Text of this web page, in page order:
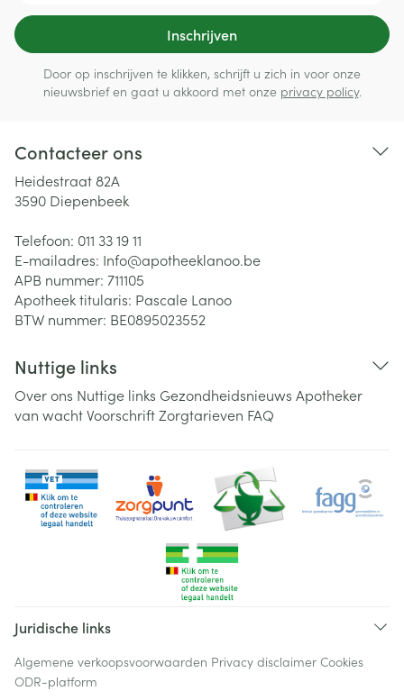
Inschrijven
Door op inschrijven te klikken, schrijft u zich in voor onze
nieuwsbrief en gaat u akkoord met onze privacy policy.
Contacteer ons
Heidestraat 82A
3590 Diepenbeek
Telefoon: 011 33 19 11
E-mailadres: Info@apotheeklanoo.be
APB nummer: 711105
Apotheek titularis: Pascale Lanoo
BTW nummer: BE0895023552
Nuttige links
Over ons Nuttige links Gezondheidsnieuws Apotheker
van wachtVoorschriftZorgtarieven FAQ
Juridische links
Algemene verkoopsvoorwaarden Privacy disclaimer Cookies
ODR-platform